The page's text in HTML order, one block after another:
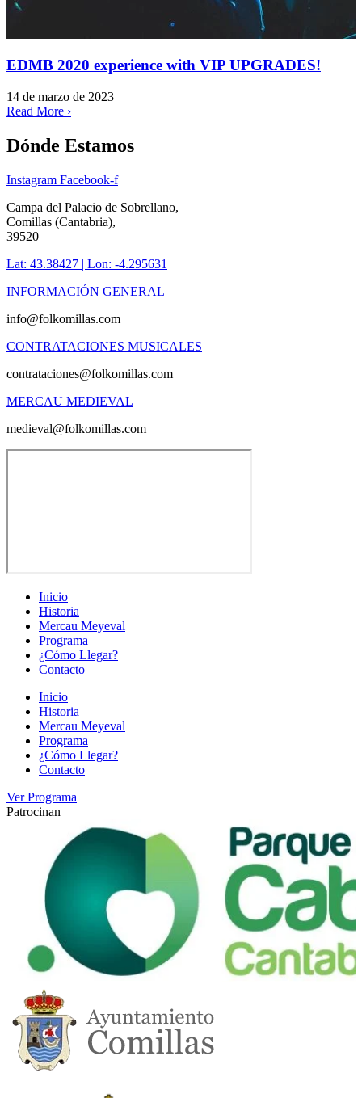
EDMB 2020 experience with VIP UPGRADES!
14 de marzo de 2023
Read More ›
Dónde Estamos
Instagram Facebook-f
Campa del Palacio de Sobrellano,
Comillas (Cantabria),
39520
Lat: 43.38427 | Lon: -4.295631
INFORMACIÓN GENERAL
info@folkomillas.com
CONTRATACIONES MUSICALES
contrataciones@folkomillas.com
MERCAU MEDIEVAL
medieval@folkomillas.com
Inicio
Historia
Mercau Meyeval
Programa
¿Cómo Llegar?
Contacto
Inicio
Historia
Mercau Meyeval
Programa
¿Cómo Llegar?
Contacto
Ver Programa
Patrocinan